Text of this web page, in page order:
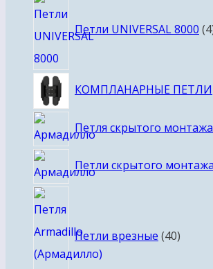
Петли UNIVERSAL 8000 4
КОМПЛАНАРНЫЕ ПЕТЛИ
Петля скрытого монтажа
Петли скрытого
Петли врезные 40